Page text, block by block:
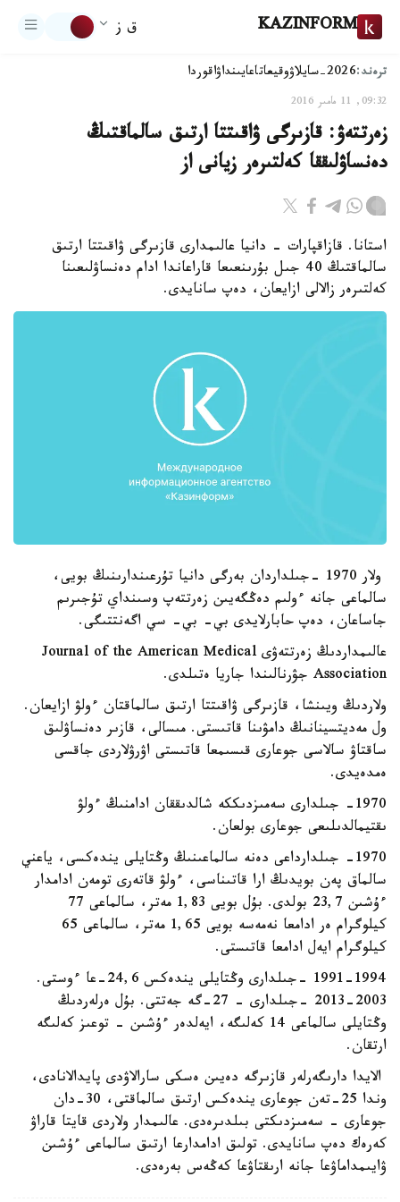
KAZINFORM ق ز
ترەند:2026-سايلاۋ وقيعاتاعايىنداۋاقوردا
09:32, 11 مامىر 2016
زەرتتەۋ: قازىرگى ۋاقىتتا ارتىق سالماقتىڭ
دەنساۋلىققا كەلتىرەر زيانى از
استانا. قازاقپارات - دانيا عالىمدارى قازىرگى ۋاقىتتا ارتىق
سالماقتىڭ 40 جىل بۇرىنعىعا قاراعاندا ادام دەنساۋلىعىنا
كەلتىرەر زالالى ازايعان، دەپ سانايدى.
ولار 1970 -جىلداردان بەرگى دانيا تۇرعىندارىنىڭ بويى،
سالماعى جانە ءولىم دەڭگەيىن زەرتتەپ وسىنداي تۇجىرىم
جاساعان، دەپ حابارلايدى بي- بي- سي اگەنتتىگى.
عالىمداردىڭ زەرتتەۋى Journal of the American Medical
Association جۋرنالىندا جاريا ەتىلدى.
ولاردىڭ ويىنشا، قازىرگى ۋاقىتتا ارتىق سالماقتان ءولۋ ازايعان.
ول مەديتسينانىڭ دامۋىنا قاتىستى. مىسالى، قازىر دەنساۋلىق
ساقتاۋ سالاسى جوعارى قىسىمعا قاتىستى اۋرۋلاردى جاقسى
ەمدەيدى.
1970- جىلدارى سەمىزدىككە شالدىققان ادامنىڭ ءولۋ
ىقتيمالدىلىعى جوعارى بولعان.
1970- جىلدارداعى دەنە سالماعىنىڭ وڭتايلى يندەكسى، ياعني
سالماق پەن بويدىڭ ارا قاتىناسى، ءولۋ قاتەرى تومەن ادامدار
ءۇشىن 23,7 بولدى. بۇل بويى 1,83 مەتر، سالماعى 77
كيلوگرام ەر ادامعا نەمەسە بويى 1,65 مەتر، سالماعى 65
كيلوگرام ايەل ادامعا قاتىستى.
1991-1994 -جىلدارى وڭتايلى يندەكس 24,6-عا ءوستى.
2003-2013 -جىلدارى - 27-گە جەتتى. بۇل ەرلەردىڭ
وڭتايلى سالماعى 14 كەلىگە، ايەلدەر ءۇشىن - توعىز كەلىگە
ارتقان.
الايدا دارىگەرلەر قازىرگە دەيىن ەسكى سارالاۋدى پايدالانادى،
وندا 25-تەن جوعارى يندەكس ارتىق سالماقتى، 30-دان
جوعارى - سەمىزدىكتى بىلدىرەدى. عالىمدار ولاردى قايتا قاراۋ
كەرەك دەپ سانايدى. تولىق ادامدارعا ارتىق سالماعى ءۇشىن
ۋايىمداماۋعا جانە ارىقتاۋعا كەڭەس بەرەدى.